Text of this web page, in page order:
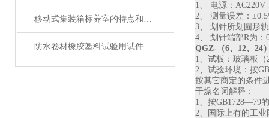
移动式集装箱标养室的特点和注意事项说明
防水卷材橡胶塑料试验用试件 产品展示
1 、 电源： AC220V·
2、 测量误差：±
3、 划针所划圆形
4、 划针端部R为：
QGZ- （6、 12、 24
1 、试板：玻璃板（
2、试验环境：按
按其它商定的条件
干燥名词解释：
1 、按GB1728—79
2、国际上有的工